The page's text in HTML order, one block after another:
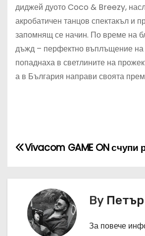
диджей дуото Coco & Breezy,
акробатичен танцов спектакъл и
запомнящ се начин. По време на
дъжд – перфектно въплъщение на
попаднаха в светлините на
а в България направи своята
НVivacom GAME ON счупи
By
За повече